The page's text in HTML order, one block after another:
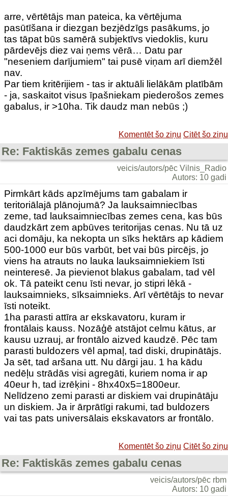
arre, vērtētājs man pateica, ka vērtējuma
pasūtīšana ir diezgan bezjēdzīgs pasākums, jo
tas tāpat būs samērā subjektīvs viedoklis, kuru
pārdevējs diez vai ņems vērā… Datu par
"neseniem darījumiem" tai pusē viņam arī diemžēl
nav.
Par tiem kritērijiem - tas ir aktuāli lielākām platībām
- ja, saskaitot visus īpašniekam piederošos zemes
gabalus, ir >10ha. Tik daudz man nebūs ;)
Komentēt šo ziņu Citēt šo ziņu
Re: Faktiskās zemes gabalu cenas
veicis/autors/pēc Vilnis_Radio
Autors: 10 gadi
Pirmkārt kāds apzīmējums tam gabalam ir
teritoriālajā plānojumā? Ja lauksaimniecības
zeme, tad lauksaimniecības zemes cena, kas būs
daudzkārt zem apbūves teritorijas cenas. Nu tā uz
aci domāju, ka nekopta un sīks hektārs ap kādiem
500-1000 eur būs varbūt, bet vai būs pircējs, jo
viens ha atrauts no lauka lauksaimniekiem īsti
neinteresē. Ja pievienot blakus gabalam, tad vēl
ok. Tā pateikt cenu īsti nevar, jo stipri lēkā -
lauksaimnieks, sīksaimnieks. Arī vērtētājs to nevar
īsti noteikt.
1ha parasti attīra ar ekskavatoru, kuram ir
frontālais kauss. Nozāģē atstājot celmu kātus, ar
kausu uzrauj, ar frontālo aizved kaudzē. Pēc tam
parasti buldozers vēl apmaļ, tad diski, drupinātājs.
Ja sēt, tad aršana utt. Nu dārgi jau. 1 ha kādu
nedēļu strādās visi agregāti, kuriem noma ir ap
40eur h, tad izrēķini - 8hx40x5=1800eur.
Nelīdzeno zemi parasti ar diskiem vai drupinātāju
un diskiem. Ja ir ārprātīgi rakumi, tad buldozers
vai tas pats universālais ekskavators ar frontālo.
Komentēt šo ziņu Citēt šo ziņu
Re: Faktiskās zemes gabalu cenas
veicis/autors/pēc rbm
Autors: 10 gadi